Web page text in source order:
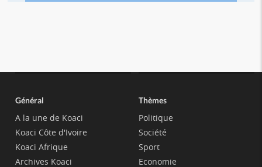
Général
A la une de Koaci
Koaci Côte d'Ivoire
Koaci Afrique
Archives Koaci
Thèmes
Politique
Société
Sport
Economie